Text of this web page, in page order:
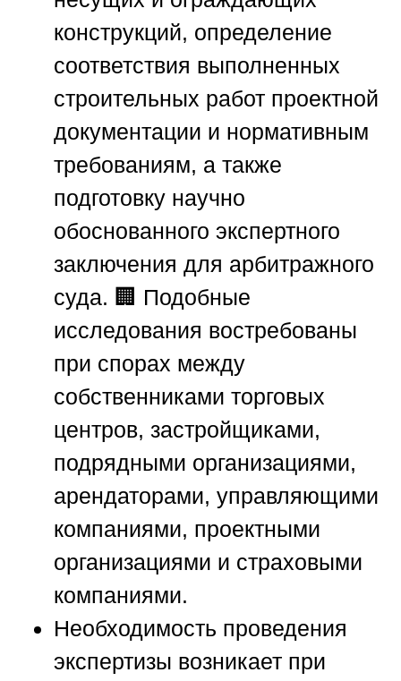
конструкций, определение
соответствия выполненных
строительных работ проектной
документации и нормативным
требованиям, а также
подготовку научно
обоснованного экспертного
заключения для арбитражного
суда. 🏢 Подобные
исследования востребованы
при спорах между
собственниками торговых
центров, застройщиками,
подрядными организациями,
арендаторами, управляющими
компаниями, проектными
организациями и страховыми
компаниями.
Необходимость проведения
экспертизы возникает при